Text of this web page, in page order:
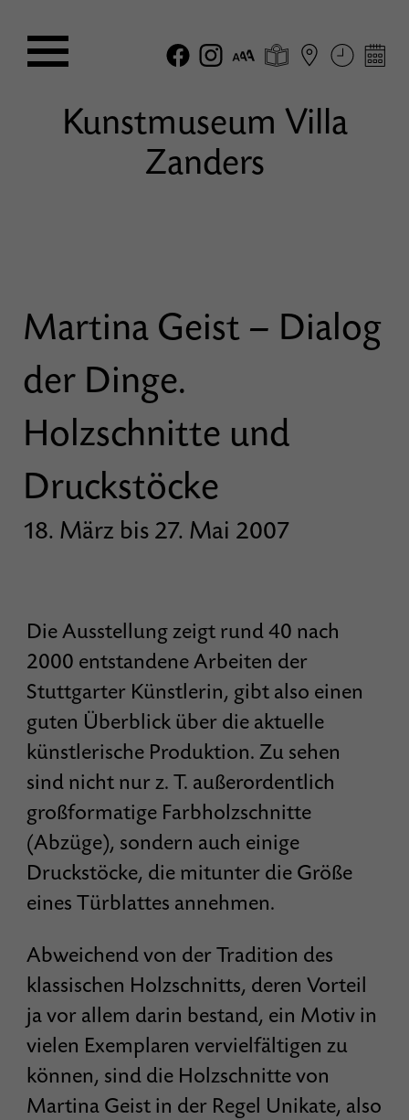
Kunstmuseum Villa
Zanders
Martina Geist – Dialog
der Dinge.
Holzschnitte und
Druckstöcke
18. März bis 27. Mai 2007
Die Ausstellung zeigt rund 40 nach
2000 entstandene Arbeiten der
Stuttgarter Künstlerin, gibt also einen
guten Überblick über die aktuelle
künstlerische Produktion. Zu sehen
sind nicht nur z. T. außerordentlich
großformatige Farbholzschnitte
(Abzüge), sondern auch einige
Druckstöcke, die mitunter die Größe
eines Türblattes annehmen.
Abweichend von der Tradition des
klassischen Holzschnitts, deren Vorteil
ja vor allem darin bestand, ein Motiv in
vielen Exemplaren vervielfältigen zu
können, sind die Holzschnitte von
Martina Geist in der Regel Unikate, also